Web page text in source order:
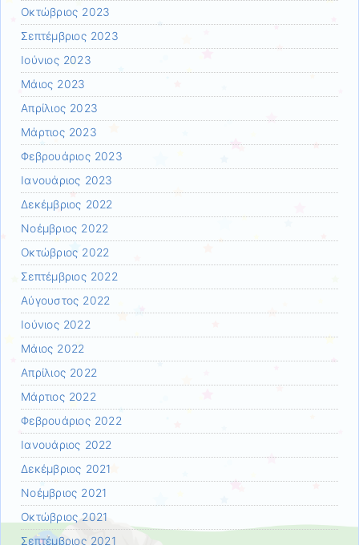
Οκτώβριος 2023
Σεπτέμβριος 2023
Ιούνιος 2023
Μάιος 2023
Απρίλιος 2023
Μάρτιος 2023
Φεβρουάριος 2023
Ιανουάριος 2023
Δεκέμβριος 2022
Νοέμβριος 2022
Οκτώβριος 2022
Σεπτέμβριος 2022
Αύγουστος 2022
Ιούνιος 2022
Μάιος 2022
Απρίλιος 2022
Μάρτιος 2022
Φεβρουάριος 2022
Ιανουάριος 2022
Δεκέμβριος 2021
Νοέμβριος 2021
Οκτώβριος 2021
Σεπτέμβριος 2021